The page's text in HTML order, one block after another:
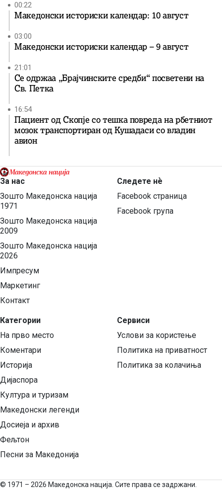
00:22
Македонски историски календар: 10 август
03:00
Македонски историски календар – 9 август
21:01
Се одржаа „Брајчинските средби“ посветени на
Св. Петка
16:54
Пациент од Скопје со тешка повреда на рбетниот
мозок транспортиран од Кушадаси со владин
авион
За нас
Зошто Македонска нација
1971
Зошто Македонска нација
2009
Зошто Македонска нација
2026
Импресум
Маркетинг
Контакт
Категории
На прво место
Коментари
Историја
Дијаспора
Култура и туризам
Македонски легенди
Досиеја и архив
Фељтон
Песни за Македонија
Следете нѐ
Facebook страница
Facebook група
Сервиси
Услови за користење
Политика на приватност
Политика за колачиња
© 1971 – 2026 Македонска нација. Сите права се задржани.